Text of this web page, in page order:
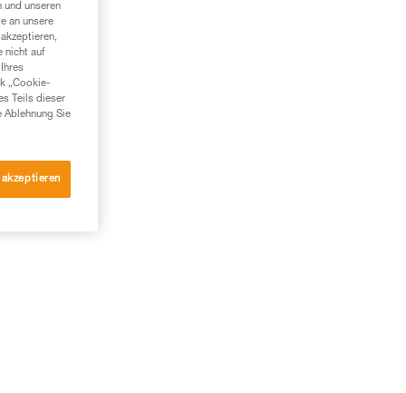
und unseren
an unsere
nicht auf
„Cookie-
Teils dieser
Ablehnung Sie